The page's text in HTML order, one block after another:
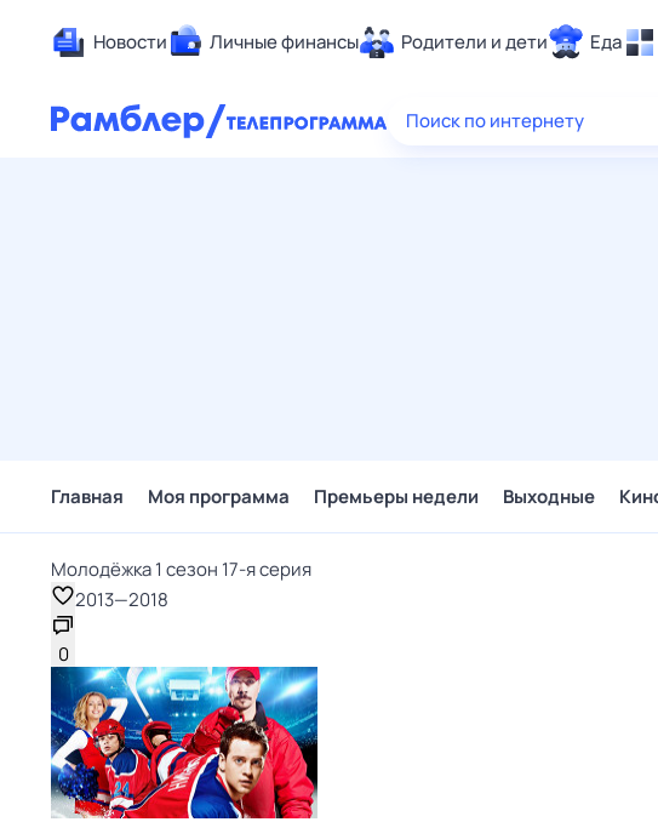
Новости Личные финансы Родители и дети Еда
Здоровье
Поиск по интернету
Главная Моя программа Премьеры недели Выходные
Молодёжка 1 сезон 17-я серия
2013—2018
0